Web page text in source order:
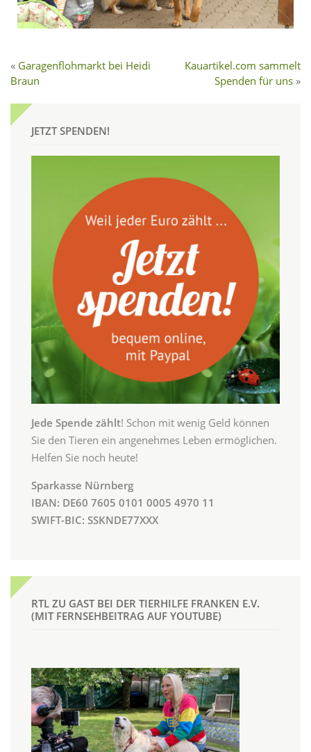
Garagenflohmarkt bei Heidi
Braun
Kauartikel.com sammelt
Spenden für uns
JETZT SPENDEN!
Jede Spende zählt! Schon mit wenig Geld können
Sie den Tieren ein angenehmes Leben ermöglichen.
Helfen Sie noch heute!
Sparkasse Nürnberg
IBAN: DE60 7605 0101 0005 4970 11
SWIFT-BIC: SSKNDE77XXX
RTL ZU GAST BEI DER TIERHILFE FRANKEN E.V.
(MIT FERNSEHBEITRAG AUF YOUTUBE)